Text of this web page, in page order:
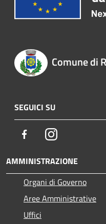
Comune di
SEGUICI SU
FacebookInstagram
AMMINISTRAZIONE
Organi di Governo
Aree Amministrative
Uffici